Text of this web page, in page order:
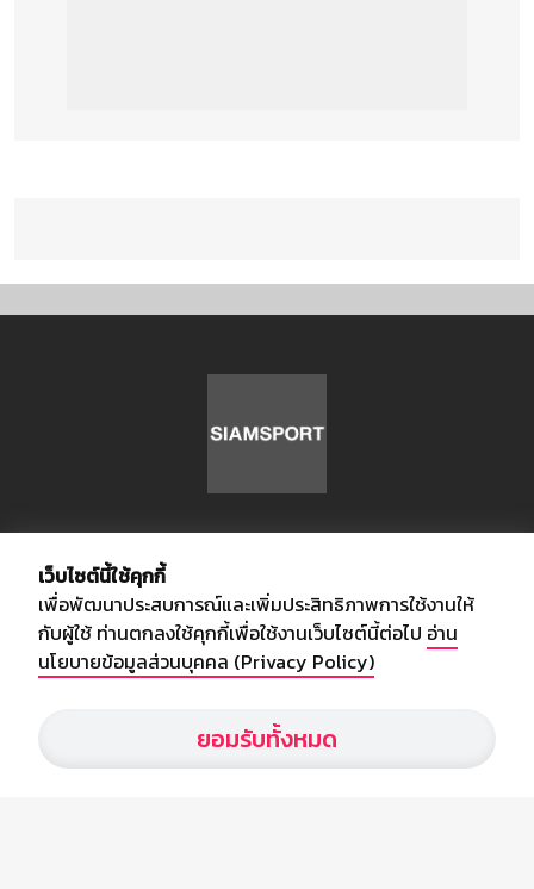
อัพเดทข่าวสารวงการกีฬา ฟุตบอล ผลบอล ผลฟุตบอลทั่วโลก ฟรีเมียร์
ลีก ไทยลีก ฟุตบอลโลก ยูฟ่าแซมเปี้ยนส์ลีก พร้อมทั้งวิเคราะห์บอล จาก
สยามกีฬา สตาร์ชอคเก้อร์ สปอร์ตพูล
เว็บไซต์นี้ใช้คุกกี้
เพื่อพัฒนาประสบการณ์และเพิ่มประสิทธิภาพการใช้งานให้
กับผู้ใช้ ท่านตกลงใช้คุกกี้เพื่อใช้งานเว็บไซต์นี้ต่อไป อ่าน
นโยบายข้อมูลส่วนบุคคล (Privacy Policy)
ยอมรับทั้งหมด